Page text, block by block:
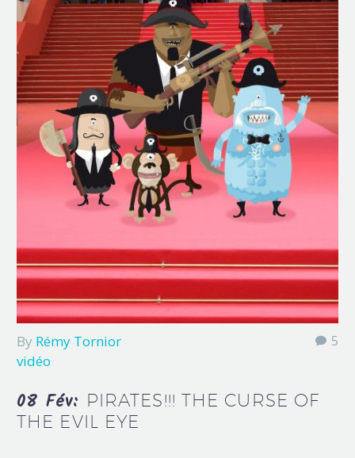
5
By Rémy Tornior
vidéo
08 Fév: PIRATES!!! THE CURSE OF
THE EVIL EYE